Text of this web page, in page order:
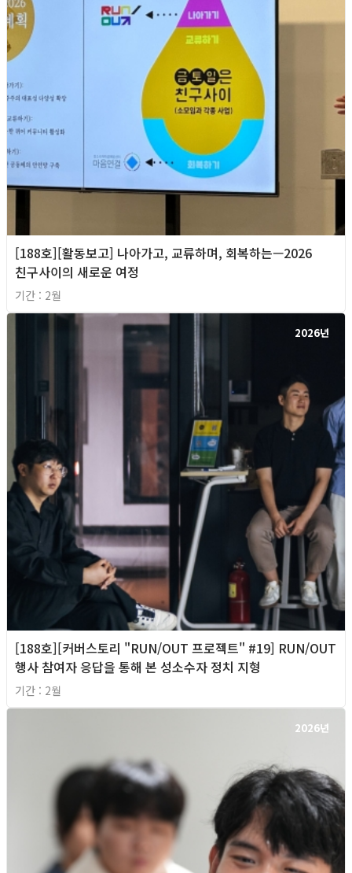
[188호][활동보고] 나아가고, 교류하며, 회복하는—2026
친구사이의 새로운 여정
기간 : 2월
2026년
[188호][커버스토리 "RUN/OUT 프로젝트" #19] RUN/OUT
행사 참여자 응답을 통해 본 성소수자 정치 지형
기간 : 2월
2026년